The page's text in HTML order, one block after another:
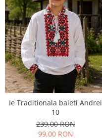
Ie Traditionala baieti Andrei
10
239,00 RON
99,00 RON